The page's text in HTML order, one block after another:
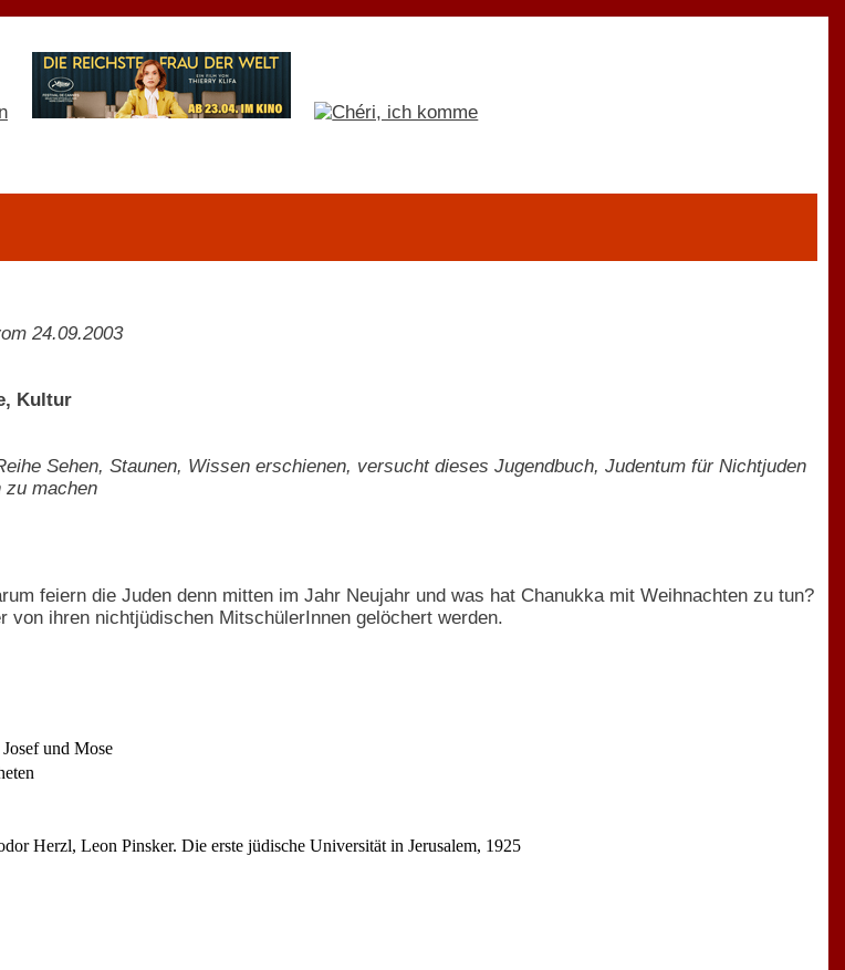
24.09.2003
Kultur
Sehen, Staunen, Wissen erschienen, versucht dieses Jugendbuch, Judentum für Nichtjuden
zu machen
feiern die Juden denn mitten im Jahr Neujahr und was hat Chanukka mit Weihnachten zu tun?
von ihren nichtjüdischen MitschülerInnen gelöchert werden.
und Mose
Herzl, Leon Pinsker. Die erste jüdische Universität in Jerusalem, 1925